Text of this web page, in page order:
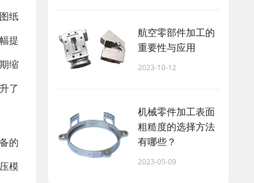
纸
提
缩
了
的
模
航空零部件加工的
重要性与应用
2023-10-12
机械零件加工表面
粗糙度的选择方法
有哪些？
2023-05-09